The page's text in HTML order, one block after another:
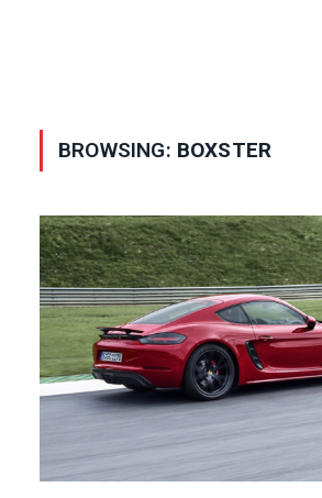
BROWSING: BOXSTER